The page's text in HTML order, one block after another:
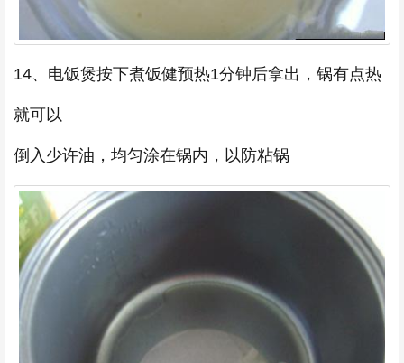
14、电饭煲按下煮饭健预热1分钟后拿出，锅有点热
就可以
倒入少许油，均匀涂在锅内，以防粘锅